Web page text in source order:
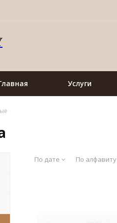
Услуги
По дате По алфавиту